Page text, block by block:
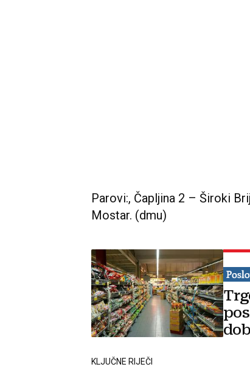
Parovi:, Čapljina 2 – Široki
Mostar. (dmu)
KLJUČNE RIJEČI